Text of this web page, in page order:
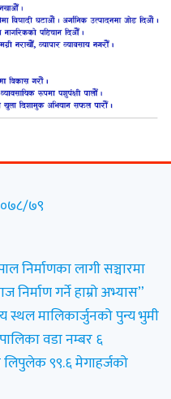
७९
निर्माणका लागी सञ्चारमा
निर्माण गर्ने हाम्रो अभ्यास”
स्थल मालिकार्जुनको पुन्य भुमी
वडा नम्बर ६
लिपुलेक ९९.६ मेगाहर्जको